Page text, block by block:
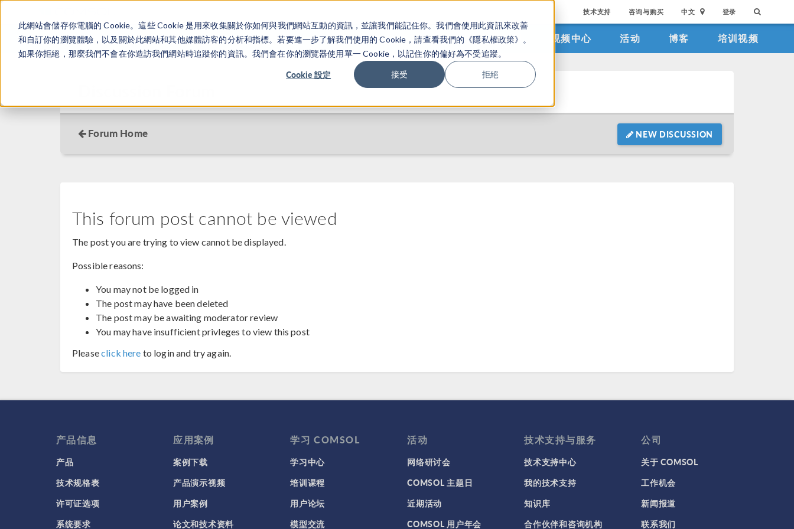
此網站會儲存你電腦的 Cookie。這些 Cookie 是用來收集關於你如何與我們網站互動的資訊，並讓我們能記住你。我們會使用此資訊來改善
和自訂你的瀏覽體驗，以及關於此網站和其他媒體訪客的分析和指標。若要進一步了解我們使用的 Cookie，請查看我們的《隱私權政策》。
如果你拒絕，那麼我們不會在你造訪我們網站時追蹤你的資訊。我們會在你的瀏覽器使用單一 Cookie，以記住你的偏好為不受追蹤。
Cookie 設定 接受 拒絕
技术支持 咨询与购买 中文 登录
产品 行业应用 视频中心 活动 博客 培训视频
Forum Home NEW DISCUSSION
This forum post cannot be viewed
The post you are trying to view cannot be displayed.
Possible reasons:
You may not be logged in
The post may have been deleted
The post may be awaiting moderator review
You may have insufficient privleges to view this post
Pleaseclick here to login and try again.
产品信息
产品
技术规格表
许可证选项
系统要求
应用案例
案例下载
产品演示视频
用户案例
论文和技术资料
学习 COMSOL
学习中心
培训课程
用户论坛
模型交流
活动
网络研讨会
COMSOL 主题日
近期活动
COMSOL 用户年会
技术支持与服务
技术支持中心
我的技术支持
知识库
合作伙伴和咨询机构
公司
关于 COMSOL
工作机会
新闻报道
联系我们